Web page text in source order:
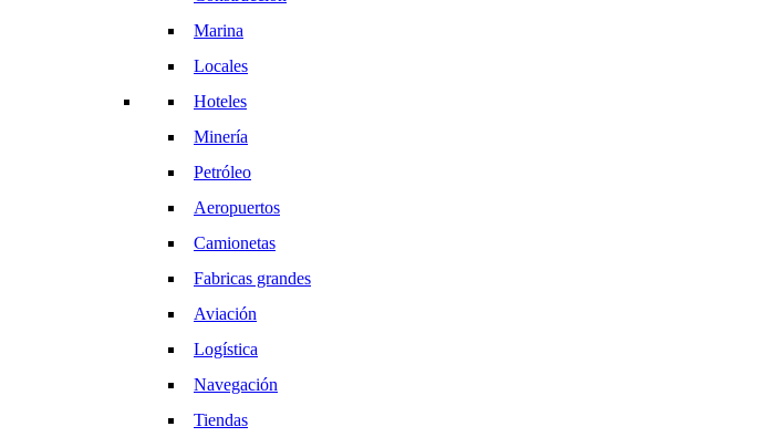
Marina
Locales
Hoteles
Minería
Petróleo
Aeropuertos
Camionetas
Fabricas grandes
Aviación
Logística
Navegación
Tiendas